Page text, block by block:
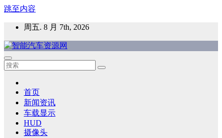
跳至内容
周五. 8 月 7th, 2026
智能汽车资源网
智能表面，智能内饰，新能源汽车，HMI，人车交互，智能车
首页
新闻资讯
车载显示
HUD
摄像头